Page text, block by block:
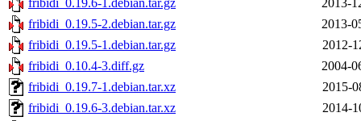
fribidi_0.19.6-1.debian.tar.gz
2013-
fribidi_0.19.5-2.debian.tar.gz
2013-
fribidi_0.19.5-1.debian.tar.gz
2012-
fribidi_0.10.4-3.diff.gz
2004-
fribidi_0.19.7-1.debian.tar.xz
2015-
fribidi_0.19.6-3.debian.tar.xz
2014-